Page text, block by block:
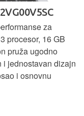
za
procesor, 16 GB
pruža ugodno
i jednostavan dizajn
i osnovnu